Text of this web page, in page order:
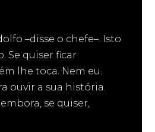
–disse o chefe–. Isto
Se quiser ficar
lhe toca. Nem eu.
ouvir a sua história.
se quiser,